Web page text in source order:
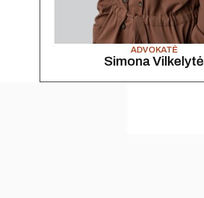
ADVOKATĖ
Simona Vilkelytė